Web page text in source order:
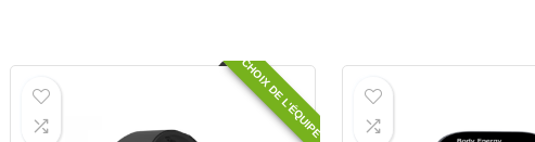
CHOIX DE L'ÉQUIPE